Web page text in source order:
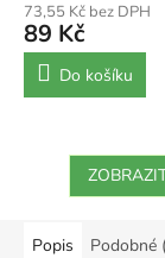
73,55 Kč bez DPH
89 Kč
Do košíku
Popis Podobné